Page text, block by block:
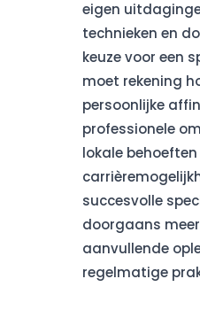
eigen
technieken en
keuze voor een
moet rekening
persoonlijke
professionele
lokale behoeften
succesvolle
doorgaans
aanvullende
regelmatige